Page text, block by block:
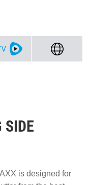
SIDE
is designed for